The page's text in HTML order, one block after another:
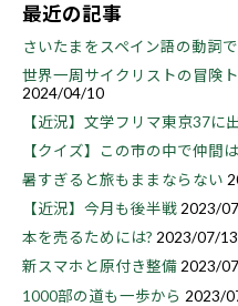
最近の記事
さいたまをスペイン語の動詞
世界一周サイクリストの冒険
2024/04/10
【近況】文学フリマ東京37に
【クイズ】この市の中で仲間
暑すぎると旅もままならない
【近況】今月も後半戦 2023/
本を売るためには? 2023/07/13
新スマホと原付き整備2023/
1000部の道も一歩から 2023/